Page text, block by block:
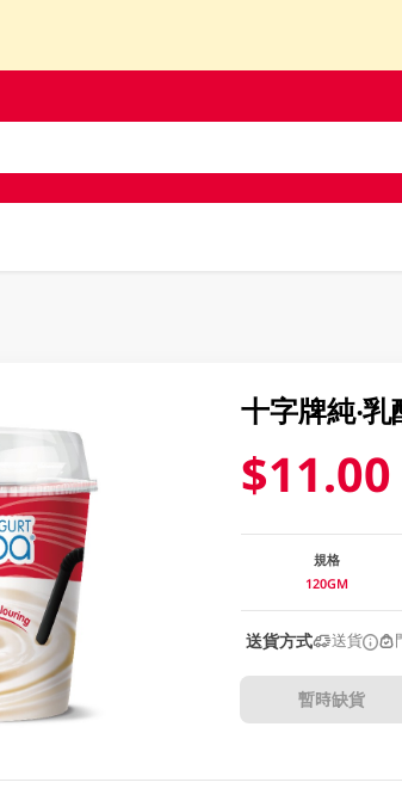
十字牌純‧
$11.00
規格
120GM
送貨方式 送貨
暫時缺貨